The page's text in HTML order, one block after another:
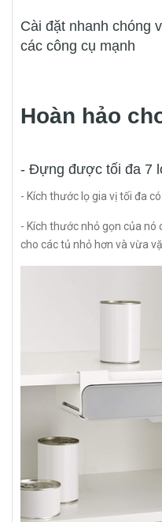
Cài đặt nhanh chóng
các công cụ mạnh
Hoàn hảo
- Đựng được tối đa 7
- Kích thước lọ gia vị tối đa
- Kích thước nhỏ gọn của
cho các tủ nhỏ hơn và vừa